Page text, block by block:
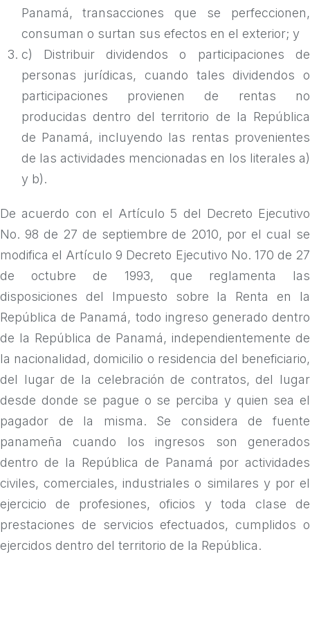
Panamá, transacciones que se perfeccionen,
consuman o surtan sus efectos en el exterior; y
c) Distribuir dividendos o participaciones de
personas jurídicas, cuando tales dividendos o
participaciones provienen de rentas no
producidas dentro del territorio de la República
de Panamá, incluyendo las rentas provenientes
de las actividades mencionadas en los literales a)
y b).
De acuerdo con el Artículo 5 del Decreto Ejecutivo
No. 98 de 27 de septiembre de 2010, por el cual se
modifica el Artículo 9 Decreto Ejecutivo No. 170 de 27
de octubre de 1993, que reglamenta las
disposiciones del Impuesto sobre la Renta en la
República de Panamá, todo ingreso generado dentro
de la República de Panamá, independientemente de
la nacionalidad, domicilio o residencia del beneficiario,
del lugar de la celebración de contratos, del lugar
desde donde se pague o se perciba y quien sea el
pagador de la misma. Se considera de fuente
panameña cuando los ingresos son generados
dentro de la República de Panamá por actividades
civiles, comerciales, industriales o similares y por el
ejercicio de profesiones, oficios y toda clase de
prestaciones de servicios efectuados, cumplidos o
ejercidos dentro del territorio de la República.